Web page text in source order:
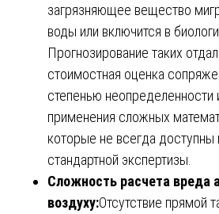
загрязняющее вещество
воды или включится в
Прогнозирование таких
стоимостная оценка
степенью неопределенности
применения сложных
которые не всегда доступны
стандартной экспертизы.
Сложность расчета вреда
воздуху:Отсутствие прямой